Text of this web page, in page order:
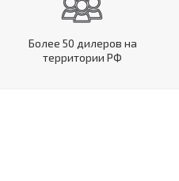
Более 50 дилеров на
территории РФ